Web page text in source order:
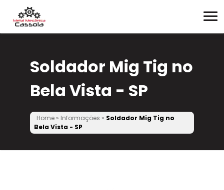
Soldador Mig Tig no
Bela Vista - SP
Home» Informações » Soldador Mig Tig no
Bela Vista - SP